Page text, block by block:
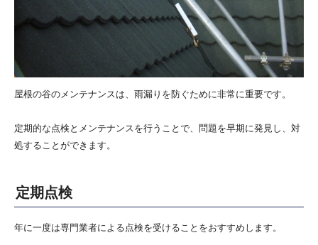
屋根の谷のメンテナンスは、雨漏りを防ぐために非常に重要です。
定期的な点検とメンテナンスを行うことで、問題を早期に発見し、対
処することができます。
定期点検
年に一度は専門業者による点検を受けることをおすすめします。